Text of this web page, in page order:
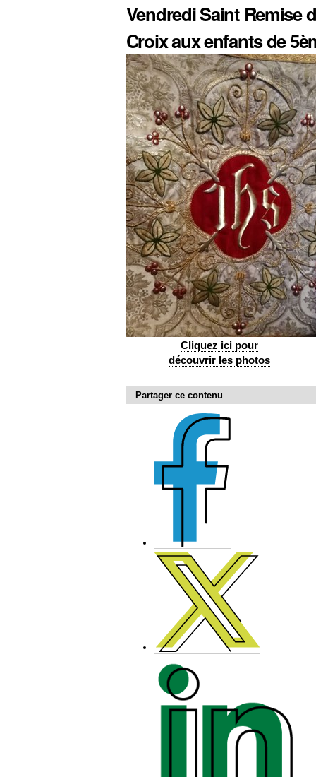
Vendredi Saint Remise
Croix aux enfants de
Cliquez ici pour
découvrir les photos
Partager ce contenu